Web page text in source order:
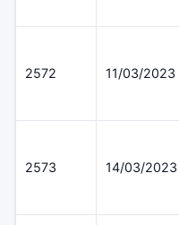
2572 11/03/2023
2573 14/03/2023